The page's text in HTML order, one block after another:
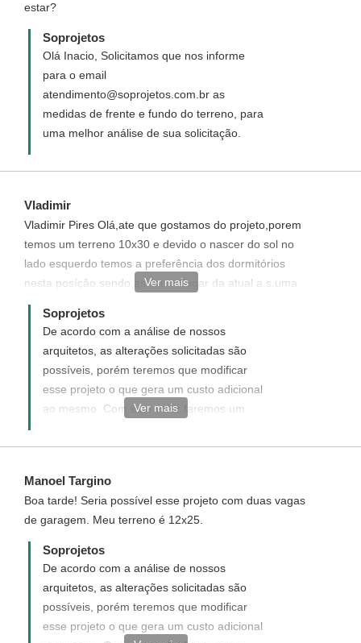
para se responsabilizar pela sua construção
e dar entrada na prefeitura a fim de obter o
Alvará de Construção. Nossa
responsabilidade se dá apenas pelo
projeto. Nossos projetos são suficientes
para Registro na maioria dos órgãos
públicos (junto com a assinatura do
prefeitura de sua cidade tenha mais alguma
exigência nós faremos. Caso ainda tenha
alguma dúvida de como funciona entre em
contato(telefone) conosco que ficaremos
felizes em tirar todas as suas dúvidas.
3523 2115 / (11) 3042-8222
estar?
Soprojetos
Olá Inacio, Solicitamos que nos informe
para o email
atendimento@soprojetos.com.br as
medidas de frente e fundo do terreno, para
uma melhor análise de sua solicitação.
Vladimir
Vladimir Pires Olá,ate que gostamos do projeto,porem
temos um terreno 10x30 e devido o nascer do sol no
lado esquerdo temos a preferência dos dormitórios
nesta posíçâo.sendo assim no lugar da atual a.s.uma
dispensa aumentando a cozinha e o banheiro,a
mudança da a.serv. para os fundo ao lado de uma area
Ver mais
Soprojetos
De acordo com a análise de nossos
arquitetos, as alterações solicitadas são
possíveis, porém teremos que modificar
esse projeto o que gera um custo adicional
ao mesmo. Com este valor faremos um
após sua aprovação executaremos o
proposta com os valores enviaremos via e-
mail.
Ver mais
Manoel Targino
Boa tarde! Seria possível esse projeto com duas vagas
de garagem. Meu terreno é 12x25.
Soprojetos
De acordo com a análise de nossos
arquitetos, as alterações solicitadas são
possíveis, porém teremos que modificar
esse projeto o que gera um custo adicional